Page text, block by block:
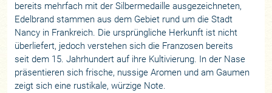
bereits mehrfach mit der Silbermedaille ausgezeichneten,
Edelbrand stammen aus dem Gebiet rund um die Stadt
Nancy in Frankreich. Die ursprüngliche Herkunft ist nicht
überliefert, jedoch verstehen sich die Franzosen bereits
seit dem 15. Jahrhundert auf ihre Kultivierung. In der Nase
präsentieren sich frische, nussige Aromen und am Gaumen
zeigt sich eine rustikale, würzige Note.